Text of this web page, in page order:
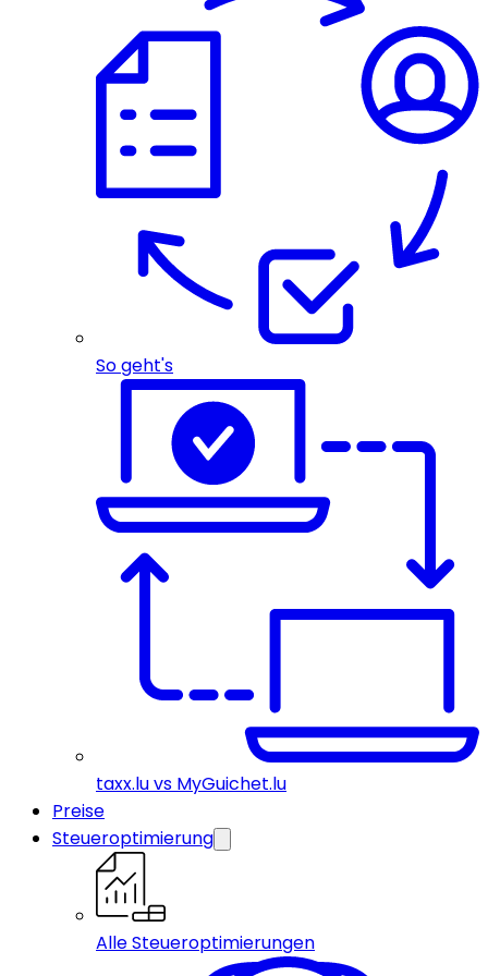
So geht's
taxx.lu vs MyGuichet.lu
Preise
Steueroptimierung
Alle Steueroptimierungen